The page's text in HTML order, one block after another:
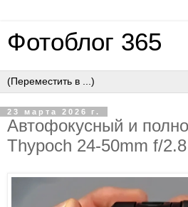
Фотоблог 365
23 марта 2026 г.
Автофокусный и
Thypoch 24-50mm f/2.8